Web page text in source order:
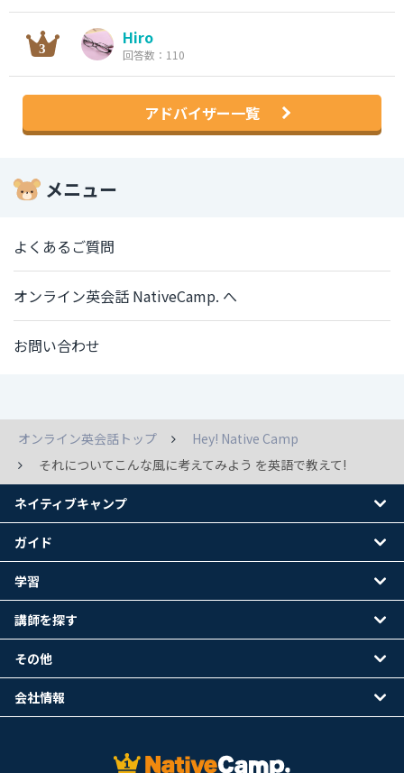
Hiro
回答数：110
アドバイザー一覧
メニュー
よくあるご質問
オンライン英会話 NativeCamp. へ
お問い合わせ
オンライン英会話トップ
Hey! Native Camp
それについてこんな風に考えてみよう を英語で教えて!
ネイティブキャンプ
ガイド
学習
講師を探す
その他
会社情報